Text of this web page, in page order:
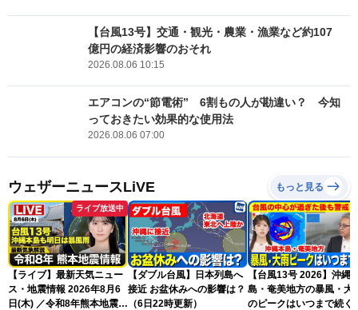
【台風13号】交通・観光・農業・漁業など約107
億円の経済影響のおそれ
2026.08.06 10:15
エアコンの“節電術” 6割もの人が勘違い？ 今知
っておきたい効果的な使用法
2026.08.06 07:00
ウェザーニュースLiVE もっと見る
ライブ放送中
【ライブ】最新天気ニュー
ス・地震情報 2026年8月6
日(木) ／令和8年熊本地震情
【ダブル台風】日本列島へ
接近 お盆休みへの影響は？
（6日22時更新）
【台風13号 2026】沖縄
島・奄美地方の暴風・大
のピークはいつまで続く